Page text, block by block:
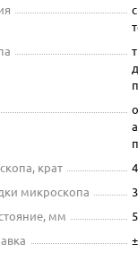
крат
микроскопа
мм